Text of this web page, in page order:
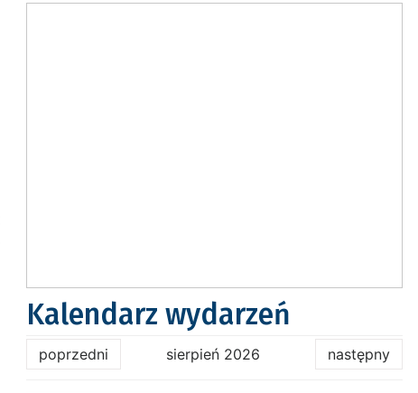
Kalendarz wydarzeń
poprzedni sierpień 2026 następny